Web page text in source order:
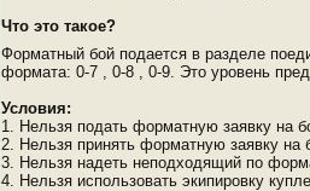
Что это такое?
Форматный бой подается в разделе
формата: 0-7 , 0-8 , 0-9. Это уровень
Условия:
1. Нельзя подать форматную заявку на
2. Нельзя принять форматную заявку на
3. Нельзя надеть неподходящий по
4. Нельзя использовать экипировку